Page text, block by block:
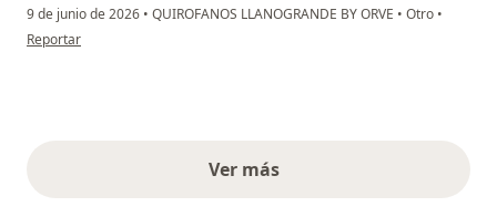
9 de junio de 2026 • QUIROFANOS LLANOGRANDE BY ORVE • Otro •
en opinión del usuario Blanca Maribel Duque Giraldo
Reportar
Ver másopiniones anteriores